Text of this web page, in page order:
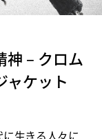
神 – クロム
ャケット